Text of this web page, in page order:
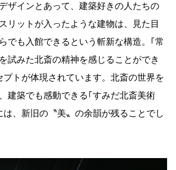
ザインとあって、建築好きの人たちの
リットが入ったような建物は、見た目
でも入館できるという斬新な構造。｢常
試みた北斎の精神を感じることができ
プトが体現されています。北斎の世界を
建築でも感動できる｢すみだ北斎美術
、新旧の〝美〟の余韻が残ることでし